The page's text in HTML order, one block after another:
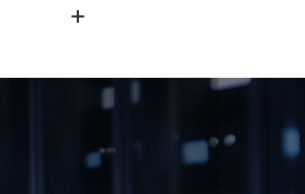
연구원 고객헌장
주요업무연락처